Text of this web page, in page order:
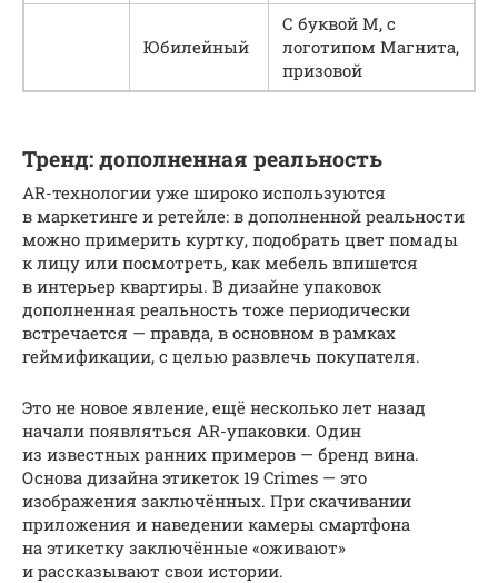
Юбилейный
С буквой М, с
логотипом Магнита,
призовой
Тренд: дополненная реальность
AR-технологии уже широко используются
в маркетинге и ретейле: в дополненной реальности
можно примерить куртку, подобрать цвет помады
к лицу или посмотреть, как мебель впишется
в интерьер квартиры. В дизайне упаковок
дополненная реальность тоже периодически
встречается — правда, в основном в рамках
геймификации, с целью развлечь покупателя.
Это не новое явление, ещё несколько лет назад
начали появляться AR-упаковки. Один
из известных ранних примеров — бренд вина.
Основа дизайна этикеток 19 Crimes — это
изображения заключённых. При скачивании
приложения и наведении камеры смартфона
на этикетку заключённые «оживают»
и рассказывают свои истории.